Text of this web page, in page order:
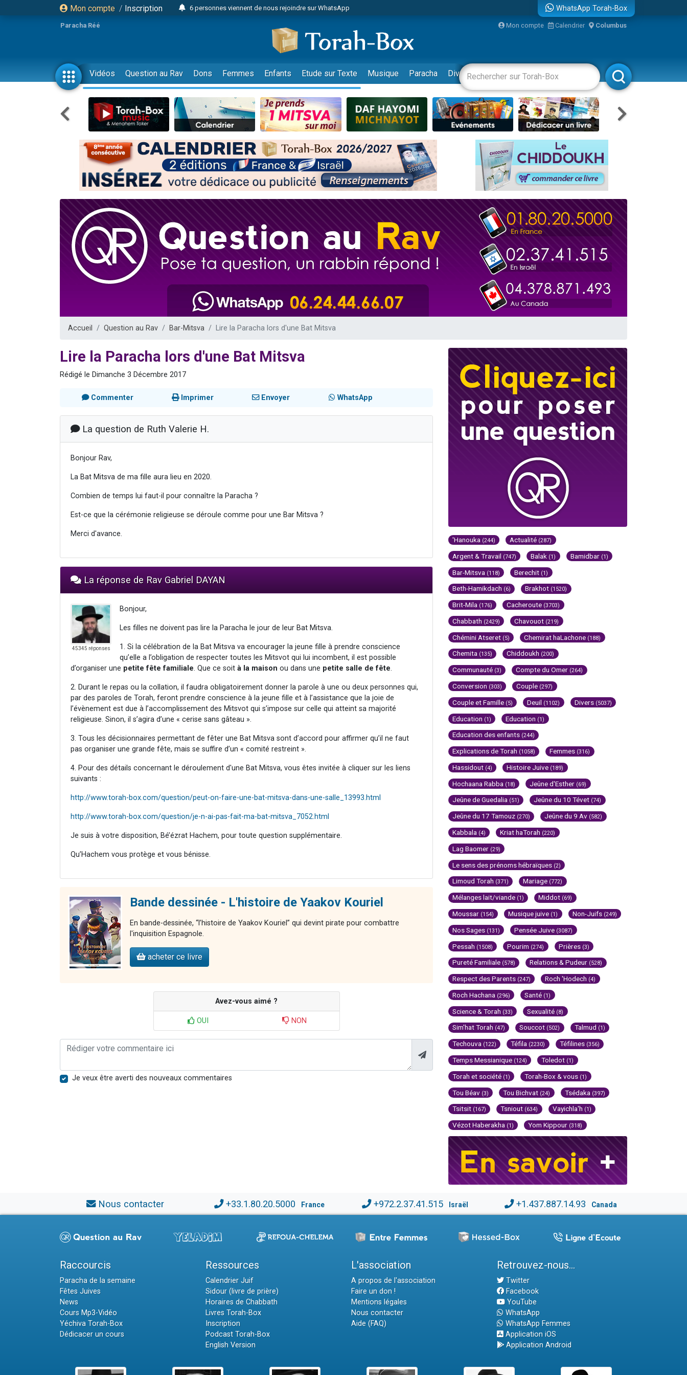
Mon compte / Inscription
6 personnes viennent de nous rejoindre sur WhatsApp
2 personnes viennent de faire un don pour 1 Journée de Vacances Pour les Enfants
17 personnes viennent de demander une bénédiction
4 personnes viennent de nous rejoindre sur WhatsApp
Il reste 49 places pour étudier en groupe sur Zoom
23 personnes viennent de faire un don pour Diane, 80 ans, dans un appartement insalubre
Eva vient de donner son Maasser
4 personnes viennent de nous rejoindre sur WhatsApp
3 personnes viennent de nous rejoindre sur WhatsApp
3 personnes viennent de faire un don pour 5 jours de vacances aux Orphelins
Odaya vient de donner son Maasser
13 personnes viennent de demander une bénédiction
2 personnes viennent de nous rejoindre sur WhatsApp
30 personnes viennent de faire un don pour Sauvez la jambe de Yohan
Il reste 49 places pour étudier en groupe sur Zoom
3 personnes viennent de nous rejoindre sur WhatsApp
2 personnes viennent de nous rejoindre sur WhatsApp
2 personnes viennent de nous rejoindre sur WhatsApp
WhatsApp Torah-Box
Paracha Réé Mon compte Calendrier Columbus
Vidéos Question au Rav Dons Femmes Enfants Etude sur Texte Musique Paracha Divertissements Livres Rabbanim
Accueil Question au Rav Bar-Mitsva Lire la Paracha lors d'une Bat Mitsva
Lire la Paracha lors d'une Bat Mitsva
Rédigé le Dimanche 3 Décembre 2017
Commenter Imprimer Envoyer WhatsApp
La question de Ruth Valerie H.
Bonjour Rav,
La Bat Mitsva de ma fille aura lieu en 2020.
Combien de temps lui faut-il pour connaître la Paracha ?
Est-ce que la cérémonie religieuse se déroule comme pour une Bar Mitsva ?
Merci d'avance.
La réponse de Rav Gabriel DAYAN
45345 réponses
Bonjour,
Les filles ne doivent pas lire la Paracha le jour de leur Bat Mitsva.
1. Si la célébration de la Bat Mitsva va encourager la jeune fille à prendre conscience
qu’elle a l’obligation de respecter toutes les Mitsvot qui lui incombent, il est possible
d’organiser une petite fête familiale. Que ce soit à la maison ou dans une petite salle de fête.
2. Durant le repas ou la collation, il faudra obligatoirement donner la parole à une ou deux personnes qui,
par des paroles de Torah, feront prendre conscience à la jeune fille et à l’assistance que la joie de
l’évènement est due à l’accomplissement des Mitsvot qui s’impose sur celle qui atteint sa majorité
religieuse. Sinon, il s’agira d’une « cerise sans gâteau ».
3. Tous les décisionnaires permettant de fêter une Bat Mitsva sont d’accord pour affirmer qu’il ne faut
pas organiser une grande fête, mais se suffire d’un « comité restreint ».
4. Pour des détails concernant le déroulement d'une Bat Mitsva, vous êtes invitée à cliquer sur les liens
suivants :
http://www.torah-box.com/question/peut-on-faire-une-bat-mitsva-dans-une-salle_13993.html
http://www.torah-box.com/question/je-n-ai-pas-fait-ma-bat-mitsva_7052.html
Je suis à votre disposition, Bé’ézrat Hachem, pour toute question supplémentaire.
Qu’Hachem vous protège et vous bénisse.
Bande dessinée - L'histoire de Yaakov Kouriel
En bande-dessinée, “l’histoire de Yaakov Kouriel” qui devint pirate pour combattre
l'inquisition Espagnole.
acheter ce livre
Avez-vous aimé ?
OUI NON
Je veux être averti des nouveaux commentaires
'Hanouka (244) Actualité (287)
Argent & Travail (747) Balak (1) Bamidbar (1)
Bar-Mitsva (118) Berechit (1)
Beth-Hamikdach (6) Brakhot (1520)
Brit-Mila (176) Cacheroute (3703)
Chabbath (2429) Chavouot (219)
Chémini Atseret (5) Chemirat haLachone (188)
Chemita (135) Chiddoukh (200)
Communauté (3) Compte du Omer (264)
Conversion (303) Couple (297)
Couple et Famille (5) Deuil (1102) Divers (5037)
Education (1) Education (1)
Education des enfants (244)
Explications de Torah (1058) Femmes (316)
Hassidout (4) Histoire Juive (189)
Hochaana Rabba (18) Jeûne d'Esther (69)
Jeûne de Guedalia (51) Jeûne du 10 Tévet (74)
Jeûne du 17 Tamouz (270) Jeûne du 9 Av (582)
Kabbala (4) Kriat haTorah (220)
Lag Baomer (29)
Le sens des prénoms hébraïques (2)
Limoud Torah (371) Mariage (772)
Mélanges lait/viande (1) Middot (69)
Moussar (154) Musique juive (1) Non-Juifs (249)
Nos Sages (131) Pensée Juive (3087)
Pessah (1508) Pourim (274) Prières (3)
Pureté Familiale (578) Relations & Pudeur (528)
Respect des Parents (247) Roch 'Hodech (4)
Roch Hachana (296) Santé (1)
Science & Torah (33) Sexualité (8)
Sim'hat Torah (47) Souccot (502) Talmud (1)
Techouva (122) Téfila (2230) Téfilines (356)
Temps Messianique (124) Toledot (1)
Torah et société (1) Torah-Box & vous (1)
Tou Béav (3) Tou Bichvat (24) Tsédaka (397)
Tsitsit (167) Tsniout (634) Vayichla'h (1)
Vézot Haberakha (1) Yom Kippour (318)
Nous contacter +33.1.80.20.5000 France +972.2.37.41.515 Israël +1.437.887.14.93 Canada
Raccourcis
Paracha de la semaine
Fêtes Juives
News
Cours Mp3-Vidéo
Yéchiva Torah-Box
Dédicacer un cours
Ressources
Calendrier Juif
Sidour (livre de prière)
Horaires de Chabbath
Livres Torah-Box
Inscription
Podcast Torah-Box
English Version
L'association
A propos de l'association
Faire un don !
Mentions légales
Nous contacter
Aide (FAQ)
Retrouvez-nous...
Twitter
Facebook
YouTube
WhatsApp
WhatsApp Femmes
Application iOS
Application Android